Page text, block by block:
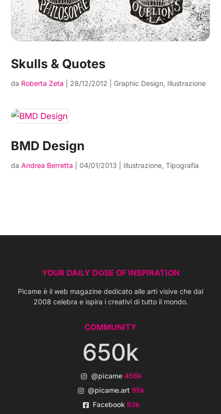
Skulls & Quotes
da Roberta Zeta 28/12/2012 Graphic Design, Illustrazione
BMD Design
daAndrea Berretta 04/01/2013 Illustrazione,Tipografia
YOUR DAILY DOSE OF INSPIRATION
Picame è il web magazine dedicato alle arti visive che dal
2008 celebra e ispira i creativi di tutto il mondo.
COMMUNITY
650k
@picame 456k
@picame.art95k
Facebook83k